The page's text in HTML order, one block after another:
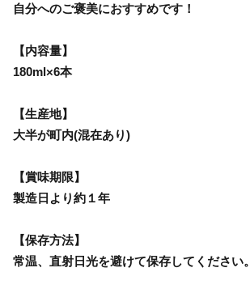
自分へのご褒美におすすめです！
【内容量】
180ml×6本
【生産地】
大半が町内(混在あり)
【賞味期限】
製造日より約１年
【保存方法】
常温、直射日光を避けて保存してください。